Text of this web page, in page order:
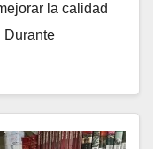
la calidad
Durante